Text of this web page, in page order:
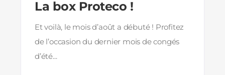
La box Proteco !
Et voilà, le mois d’août a débuté ! Profitez
de l’occasion du dernier mois de congés
d’été...